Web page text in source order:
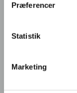
Præferencer
Statistik
Marketing
Blog